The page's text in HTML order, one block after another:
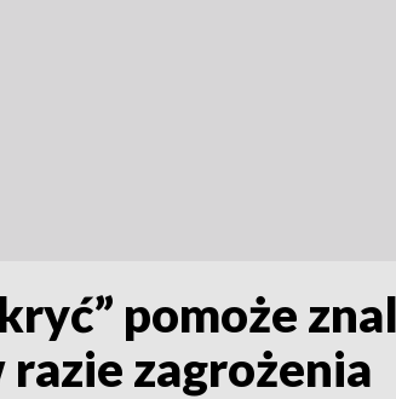
pomoże
zagrożenia